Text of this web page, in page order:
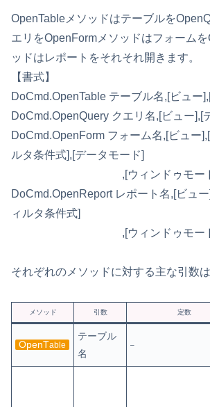
OpenTableメソッドはテーブルを
エリをOpenFormメソッドはフォーム
ッドはレポートをそれそれ開きます。
【書式】
DoCmd.OpenTable テーブル名,[ビュー
DoCmd.OpenQuery クエリ名,[ビュー],[
DoCmd.OpenForm フォーム名,[ビュー
ルタ条件式],[データモード]
,[ウィンドゥモード
DoCmd.OpenReport レポート名,[ビュ
ィルタ条件式]
,[ウィンドゥモード
それぞれのメソッドに対する主な引数
メソッド 引数 定数
OpenTable
テーブル
名
–